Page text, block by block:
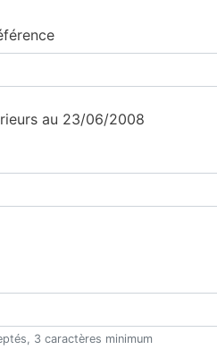
au 23/06/2008
3 caractères minimum